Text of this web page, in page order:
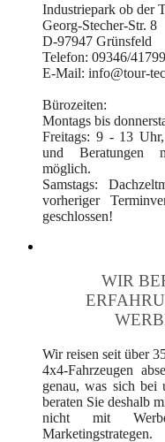
Industriepark ob der
Georg-Stecher-Str. 8
D-97947 Grünsfeld
Telefon: 09346/
E-Mail: info@tour-
Bürozeiten:
Montags bis
Freitags: 9 - 13
und Beratungen
möglich.
Samstags:
vorheriger
geschlossen!
WIR
Wir reisen seit über
4x4-Fahrzeugen
genau, was sich bei
beraten Sie deshalb
nicht mit
Marketingstrategen.